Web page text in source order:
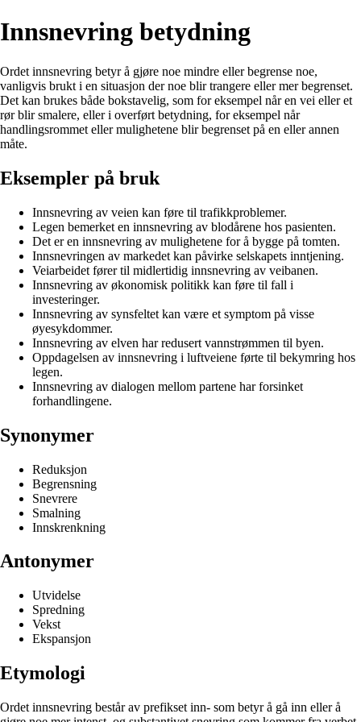
Innsnevring betydning
Ordet innsnevring betyr å gjøre noe mindre eller begrense noe,
vanligvis brukt i en situasjon der noe blir trangere eller mer begrenset.
Det kan brukes både bokstavelig, som for eksempel når en vei eller et
rør blir smalere, eller i overført betydning, for eksempel når
handlingsrommet eller mulighetene blir begrenset på en eller annen
måte.
Eksempler på bruk
Innsnevring av veien kan føre til trafikkproblemer.
Legen bemerket en innsnevring av blodårene hos pasienten.
Det er en innsnevring av mulighetene for å bygge på tomten.
Innsnevringen av markedet kan påvirke selskapets inntjening.
Veiarbeidet fører til midlertidig innsnevring av veibanen.
Innsnevring av økonomisk politikk kan føre til fall i
investeringer.
Innsnevring av synsfeltet kan være et symptom på visse
øyesykdommer.
Innsnevring av elven har redusert vannstrømmen til byen.
Oppdagelsen av innsnevring i luftveiene førte til bekymring hos
legen.
Innsnevring av dialogen mellom partene har forsinket
forhandlingene.
Synonymer
Reduksjon
Begrensning
Snevrere
Smalning
Innskrenkning
Antonymer
Utvidelse
Spredning
Vekst
Ekspansjon
Etymologi
Ordet innsnevring består av prefikset inn- som betyr å gå inn eller å